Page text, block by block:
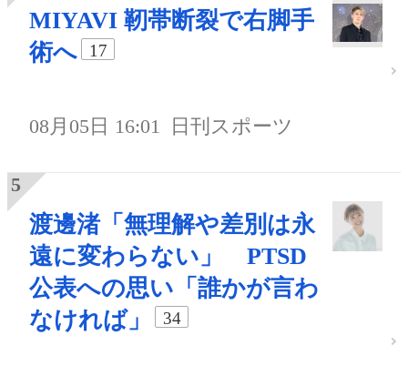
MIYAVI 靭帯断裂で右脚手
術へ
17
08月05日 16:01 日刊スポーツ
渡邊渚「無理解や差別は永
遠に変わらない」 PTSD
公表への思い「誰かが言わ
なければ」
34